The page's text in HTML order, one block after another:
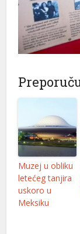
Muzej u obliku
letećeg tanjira
uskoro u
Meksiku